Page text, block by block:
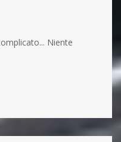
Niente